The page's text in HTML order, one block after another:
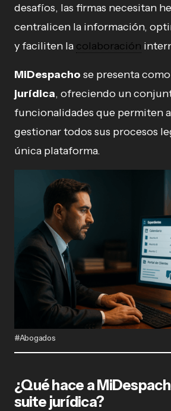
desafíos, las firmas necesitan
centralicen la información,
y faciliten la colaboración
MiDespacho se presenta
jurídica, ofreciendo un
funcionalidades que permiten
gestionar todos sus procesos
única plataforma.
#Abogados
¿Qué hace a
suite jurídica?